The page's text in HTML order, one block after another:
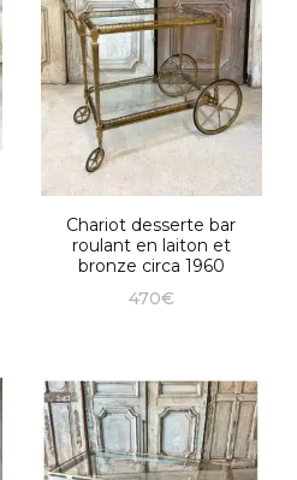
Chariot desserte bar
roulant en laiton et
bronze circa 1960
470€